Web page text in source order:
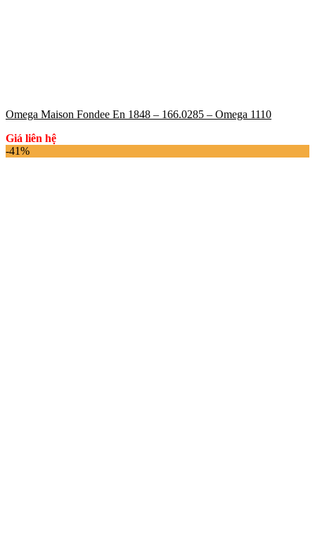
Omega Maison Fondee En 1848 – 166.0285 – Omega 1110
Giá liên hệ
-41%